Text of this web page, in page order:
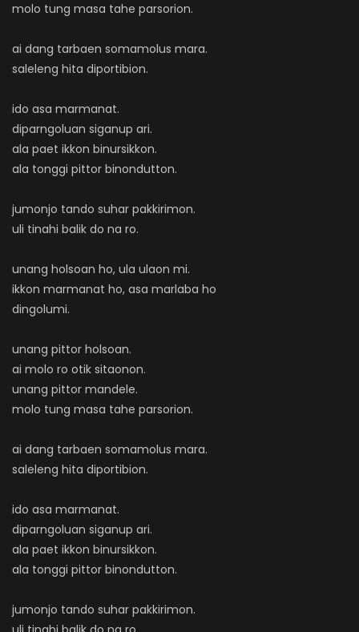
molo tung masa tahe parsorion.
ai dang tarbaen somamolus mara.
saleleng hita diportibion.
ido asa marmanat.
diparngoluan siganup ari.
ala paet ikkon binursikkon.
ala tonggi pittor binondutton.
jumonjo tando suhar pakkirimon.
uli tinahi balik do na ro.
unang holsoan ho, ula ulaon mi.
ikkon marmanat ho, asa marlaba ho
dingolumi.
unang pittor holsoan.
ai molo ro otik sitaonon.
unang pittor mandele.
molo tung masa tahe parsorion.
ai dang tarbaen somamolus mara.
saleleng hita diportibion.
ido asa marmanat.
diparngoluan siganup ari.
ala paet ikkon binursikkon.
ala tonggi pittor binondutton.
jumonjo tando suhar pakkirimon.